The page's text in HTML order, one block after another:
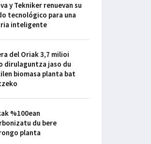
y Tekniker renuevan su
tecnológico para una
inteligente
del Oriak 3,7 milioi
dirulaguntza jaso du
biomasa planta bat
%100ean
du bere
planta